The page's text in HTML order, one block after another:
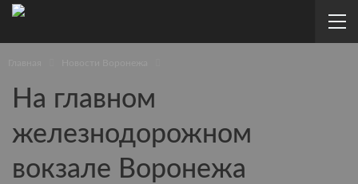
На главном
железнодорожном
вокзале Воронежа